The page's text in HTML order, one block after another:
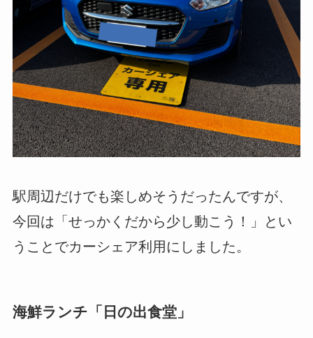
駅周辺だけでも楽しめそうだったんですが、
今回は「せっかくだから少し動こう！」とい
うことでカーシェア利用にしました。
海鮮ランチ「日の出食堂」